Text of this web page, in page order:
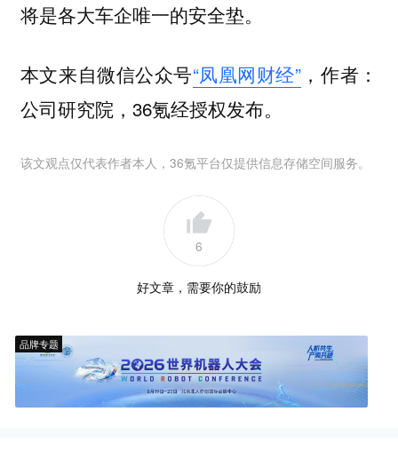
将是各大车企唯一的安全垫。
本文来自微信公众号“凤凰网财经”，作者：
公司研究院，36氪经授权发布。
该文观点仅代表作者本人，36氪平台仅提供信息存储空间服务。
6
好文章，需要你的鼓励
品牌专题